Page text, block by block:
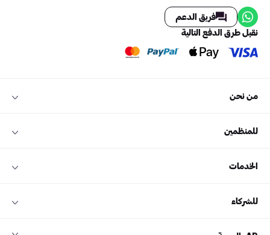
فريق الدعم
نقبل طرق الدفع التالية
من نحن
للمنظمين
الخدمات
للشركاء